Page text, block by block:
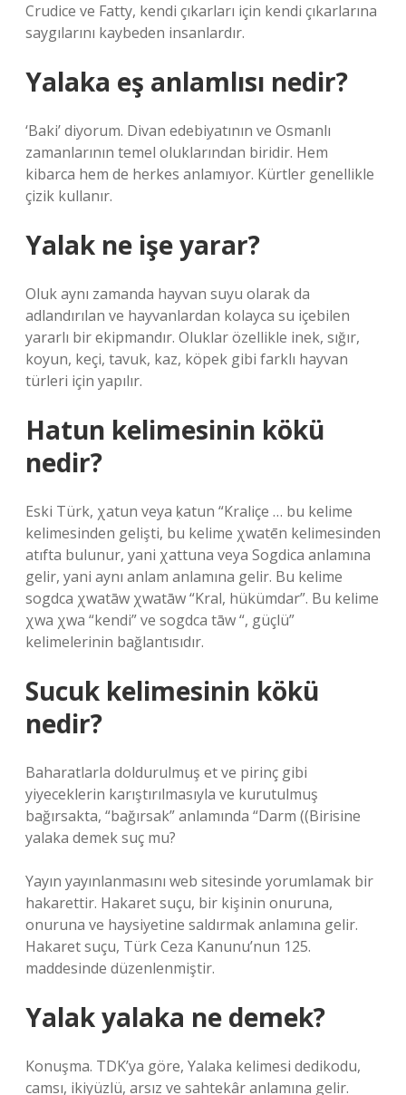
Crudice ve Fatty, kendi çıkarları için kendi çıkarlarına
saygılarını kaybeden insanlardır.
Yalaka eş anlamlısı nedir?
‘Baki’ diyorum. Divan edebiyatının ve Osmanlı
zamanlarının temel oluklarından biridir. Hem
kibarca hem de herkes anlamıyor. Kürtler genellikle
çizik kullanır.
Yalak ne işe yarar?
Oluk aynı zamanda hayvan suyu olarak da
adlandırılan ve hayvanlardan kolayca su içebilen
yararlı bir ekipmandır. Oluklar özellikle inek, sığır,
koyun, keçi, tavuk, kaz, köpek gibi farklı hayvan
türleri için yapılır.
Hatun kelimesinin kökü
nedir?
Eski Türk, χatun veya ḳatun “Kraliçe … bu kelime
kelimesinden gelişti, bu kelime χwatēn kelimesinden
atıfta bulunur, yani χattuna veya Sogdica anlamına
gelir, yani aynı anlam anlamına gelir. Bu kelime
sogdca χwatāw χwatāw “Kral, hükümdar”. Bu kelime
χwa χwa “kendi” ve sogdca tāw “, güçlü”
kelimelerinin bağlantısıdır.
Sucuk kelimesinin kökü
nedir?
Baharatlarla doldurulmuş et ve pirinç gibi
yiyeceklerin karıştırılmasıyla ve kurutulmuş
bağırsakta, “bağırsak” anlamında “Darm ((Birisine
yalaka demek suç mu?
Yayın yayınlanmasını web sitesinde yorumlamak bir
hakarettir. Hakaret suçu, bir kişinin onuruna,
onuruna ve haysiyetine saldırmak anlamına gelir.
Hakaret suçu, Türk Ceza Kanunu’nun 125.
maddesinde düzenlenmiştir.
Yalak yalaka ne demek?
Konuşma. TDK’ya göre, Yalaka kelimesi dedikodu,
camsı, ikiyüzlü, arsız ve sahtekâr anlamına gelir.